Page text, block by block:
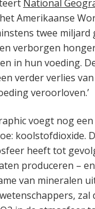
National
Amerikaanse
twee
verborgen
in hun voeding.
verder verlies
veroorloven.’
voegt nog
koolstofdioxide.
heeft tot
produceren –
van mineralen
zal